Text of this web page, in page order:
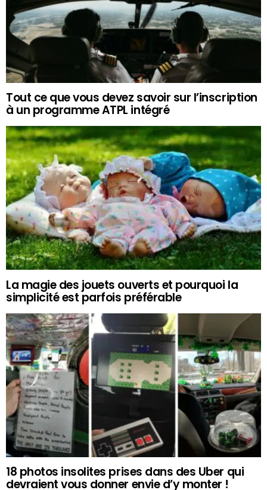
Tout ce que vous devez savoir sur l’inscription
à un programme ATPL intégré
La magie des jouets ouverts et pourquoi la
simplicité est parfois préférable
18 photos insolites prises dans des Uber qui
devraient vous donner envie d’y monter !